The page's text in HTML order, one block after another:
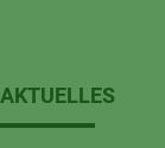
AKTUELLES